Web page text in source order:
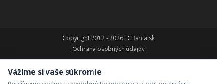
Copyright 2012 - 2026 FCBarca.sk
Ochrana osobných údajov
Vážime si vaše súkromie